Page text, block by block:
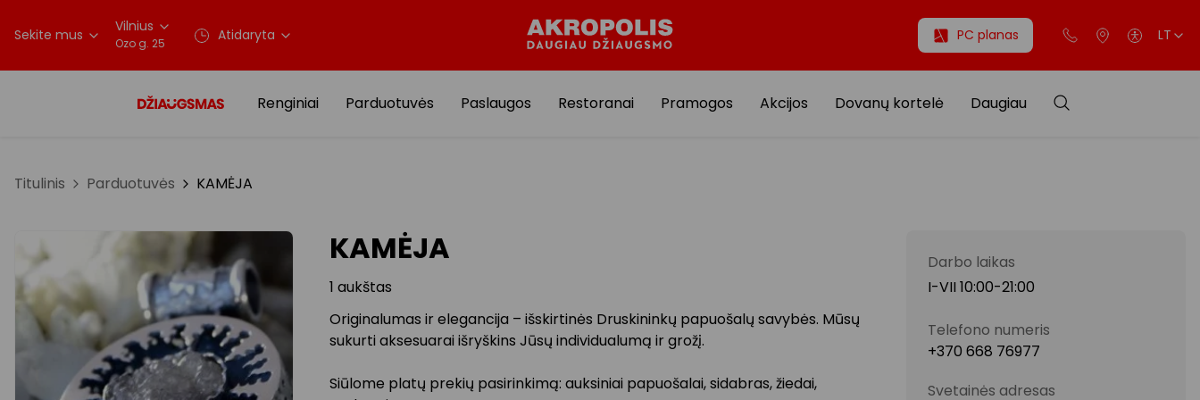
Sekite mus Vilnius
Ozo g. 25 Atidaryta PC planas LT
Renginiai Parduotuvės Paslaugos Restoranai Pramogos Akcijos Dovanų kortelė Daugiau
Titulinis Parduotuvės KAMĖJA
KAMĖJA
1 aukštas
Originalumas ir elegancija – išskirtinės Druskininkų papuošalų savybės. Mūsų
sukurti aksesuarai išryškins Jūsų individualumą ir grožį.
Siūlome platų prekių pasirinkimą: auksiniai papuošalai, sidabras, žiedai,
Darbo laikas
I-VII 10:00-21:00
Telefono numeris
+370 668 76977
Svetainės adresas